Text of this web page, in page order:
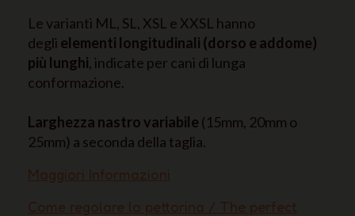
Le varianti ML, SL, XSL e XXSL hanno
degli elementi longitudinali (dorso e addome)
più lunghi, indicate per cani di lunga
conformazione.
Larghezza nastro variabile (15mm, 20mm o
25mm) a seconda della taglia.
Maggiori Informazioni
Come regolare la pettorina / The perfect